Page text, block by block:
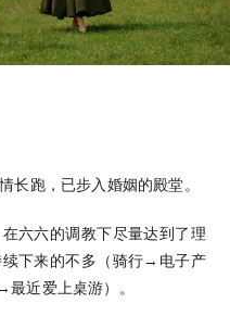
长跑，已步入婚姻的殿堂。
六六的调教下尽量达到了理
下来的不多（骑行→电子产
近爱上桌游）。